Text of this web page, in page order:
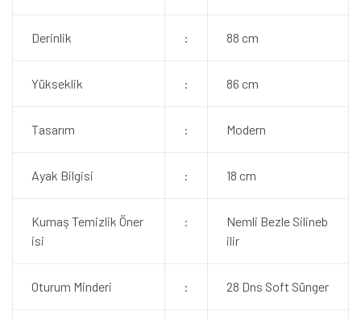
Derinlik : 88 cm
Yükseklik : 86 cm
Tasarım : Modern
Ayak Bilgisi : 18 cm
Kumaş Temizlik Öner
isi
:
Nemli Bezle Silineb
ilir
Oturum Minderi : 28 Dns Soft Sünger